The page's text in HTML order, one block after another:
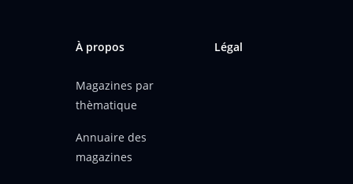
À propos
Magazines par
thèmatique
Annuaire des
magazines
Légal